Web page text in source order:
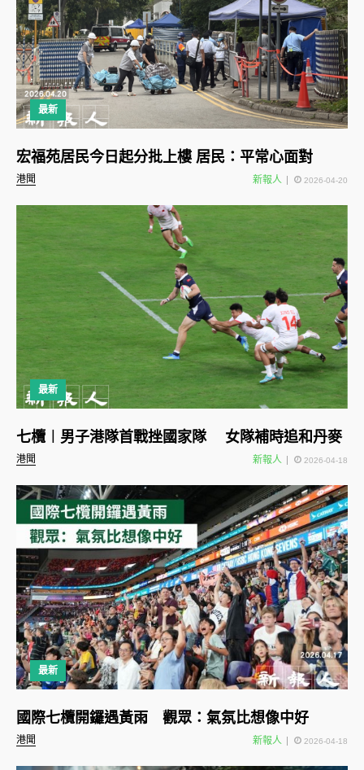
最新
港聞
宏福苑居民今日起分批上樓 居民：平常心面對
新報人 2026-04-20
最新
港聞
七欖︱男子港隊首戰挫國家隊 女隊補時追和丹麥
新報人 2026-04-18
最新
港聞
國際七欖開鑼遇黃雨 觀眾：氣氛比想像中好
新報人 2026-04-18